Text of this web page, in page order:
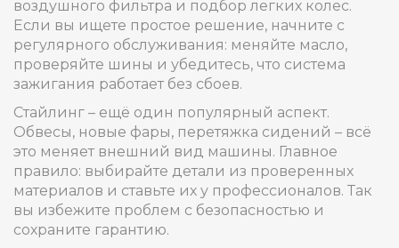
воздушного фильтра и подбор легких колес.
Если вы ищете простое решение, начните с
регулярного обслуживания: меняйте масло,
проверяйте шины и убедитесь, что система
зажигания работает без сбоев.
Стайлинг – ещё один популярный аспект.
Обвесы, новые фары, перетяжка сидений – всё
это меняет внешний вид машины. Главное
правило: выбирайте детали из проверенных
материалов и ставьте их у профессионалов. Так
вы избежите проблем с безопасностью и
сохраните гарантию.